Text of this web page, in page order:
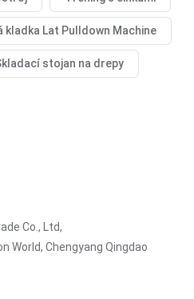
kladka Lat Pulldown Machine
stojan na drepy
Co., Ltd,
World, Chengyang Qingdao